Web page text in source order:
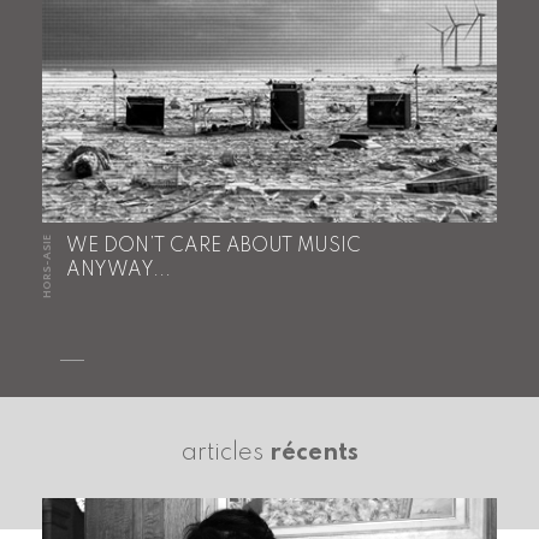
HORS-ASIE
WE DON’T CARE ABOUT MUSIC
ANYWAY...
articles récents